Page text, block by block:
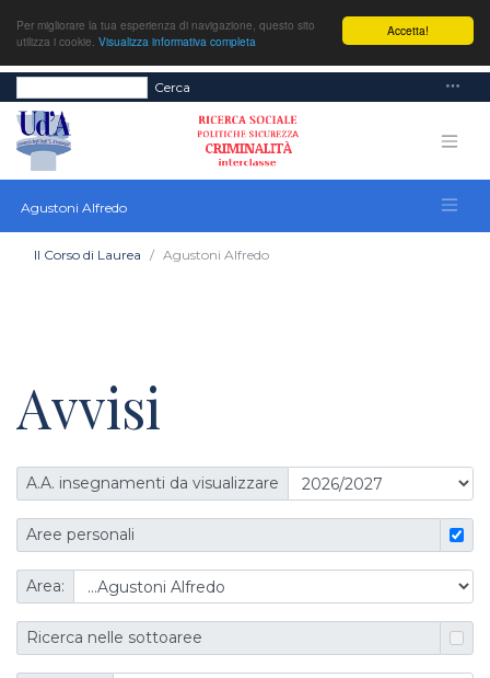
Accetta!
Per migliorare la tua esperienza di navigazione, questo sito
utilizza i cookie. Visualizza informativa completa
Cerca
Agustoni Alfredo
Il Corso di Laurea Agustoni Alfredo
Avvisi
A.A. insegnamenti da visualizzare
Aree personali
Area:
Ricerca nelle sottoaree